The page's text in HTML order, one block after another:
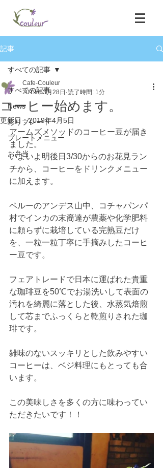
記事
すべての記事
News
彩りプレート
プレートメニュー
お弁当
すべての記事
コーヒー始めます。
Cafe-Couleur
2019年3月28日 読了時間: 1分
更新日：2019年4月5日
アームズメソッドのコーヒー豆が届き
ました。
いよいよ明後日3/30からのお花見ラン
チから、コーヒーをドリンクメニュー
に加えます。
ペルーのアンデス山中、コチャパンパ
村でインカの末裔達が農薬や化学肥料
に頼らずに栽培している完熟豆だけ
を、一粒一粒丁寧に手摘みしたコーヒ
ー豆です。
フェアトレードで日本に運ばれた貴重
な珈琲豆を50℃でお湯洗いして表面の
汚れを綺麗に落とした後、水蒸気焙煎
して芯までふっくらと乾煎りされた珈
琲です。
雑味のないスッキリとした飲みやすい
コーヒーは、ベジ料理にもとっても合
います。
この美味しさを多くの方に味わってい
ただきたいです！！